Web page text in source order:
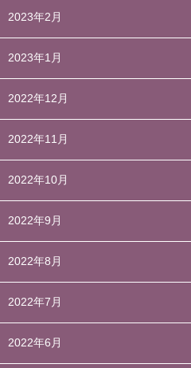
2023年2月
2023年1月
2022年12月
2022年11月
2022年10月
2022年9月
2022年8月
2022年7月
2022年6月